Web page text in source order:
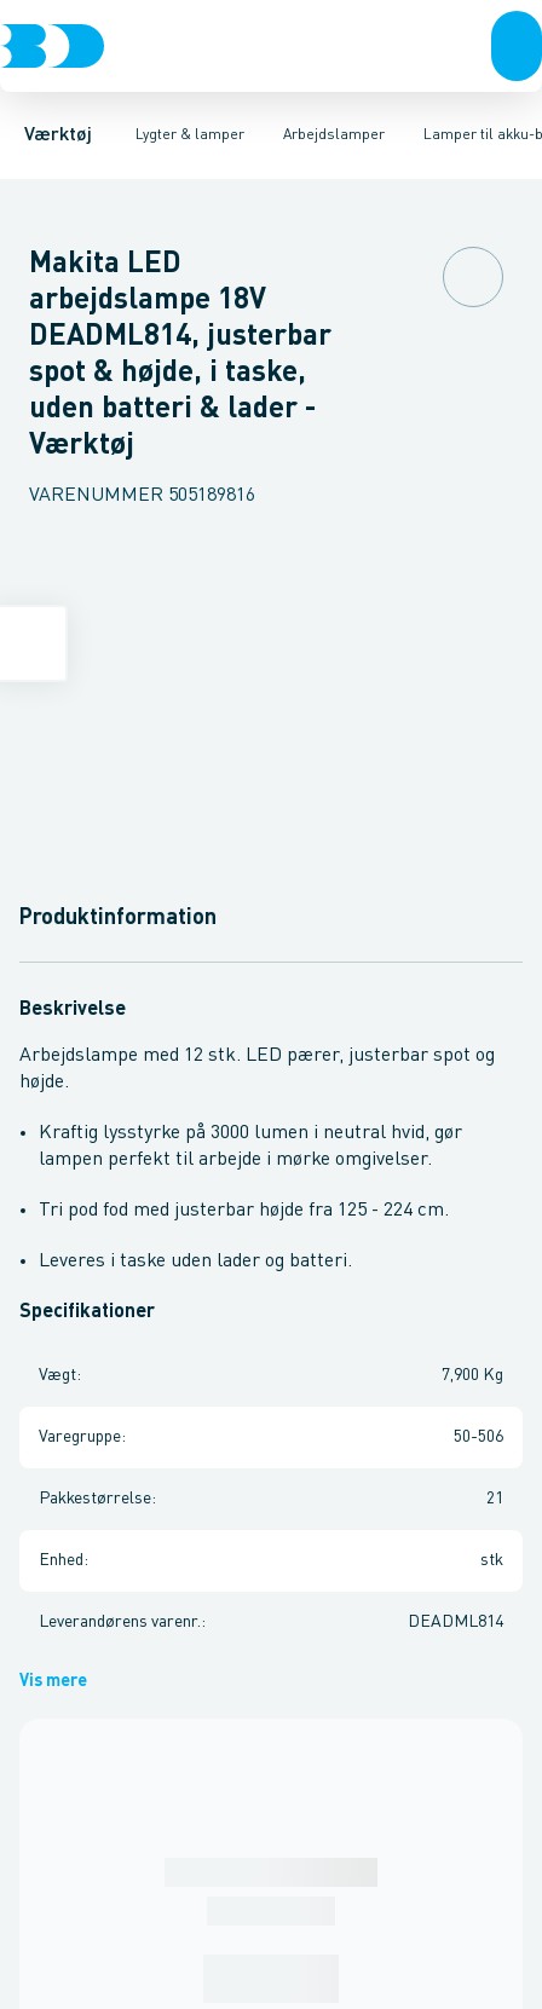
Værktøj Lygter & lamper
Akku- & elværktøj HåndværktøjRørværktøj Bits & toppeBor
Arbejdslamper
Håndlygter & pandelygterArbejdslamperTilbehør lamper
Lamper til akku-
ArbejdslamperLamper til akku-batterierLed strip
Makita LED
arbejdslampe 18V
DEADML814, justerbar
spot & højde, i taske,
uden batteri & lader -
Værktøj
VARENUMMER 505189816
Produktinformation
Beskrivelse
Arbejdslampe med 12 stk. LED pærer, justerbar spot og
højde.
Kraftig lysstyrke på 3000 lumen i neutral hvid, gør
lampen perfekt til arbejde i mørke omgivelser.
Tri pod fod med justerbar højde fra 125 - 224 cm.
Leveres i taske uden lader og batteri.
Specifikationer
Vægt: 7,900 Kg
Varegruppe: 50-506
Pakkestørrelse: 21
Enhed : stk
Leverandørens varenr. : DEADML814
Vis mere